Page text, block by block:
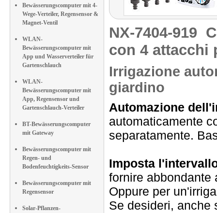
Bewässerungscomputer mit 4-
Wege-Verteiler, Regensensor &
Magnet-Ventil
WLAN-
Bewässerungscomputer mit
App und Wasserverteiler für
Gartenschlauch
WLAN-
Bewässerungscomputer mit
App, Regensensor und
Gartenschlauch-Verteiler
BT-Bewässerungscomputer
mit Gateway
Bewässerungscomputer mit
Regen- und
Bodenfeuchtigkeits-Sensor
Bewässerungscomputer mit
Regensensor
Solar-Pflanzen-
NX-7404-919
con 4 attacchi
Irrigazione
giardino
Automazione
automaticamente
separatamente.
Imposta
fornire abbondante
Oppure per
Se desideri, anche